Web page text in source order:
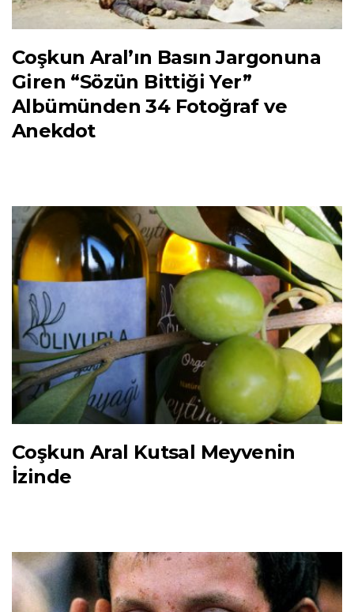
Coşkun Aral’ın Basın Jargonuna
Giren “Sözün Bittiği Yer”
Albümünden 34 Fotoğraf ve
Anekdot
Coşkun Aral Kutsal Meyvenin
İzinde